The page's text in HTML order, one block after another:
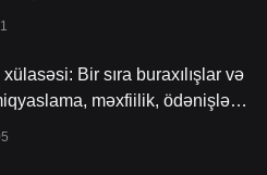
Bir sıra buraxılışlar və
məxfiilik, ödənişlər
etdi